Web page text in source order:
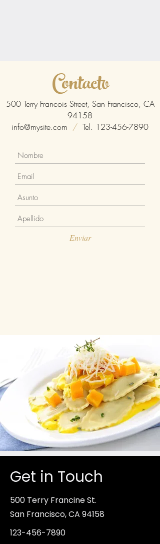
Contacto
500 Terry Francois Street, San Francisco, CA
94158
info@mysite.com / Tel. 123-456-7890
Enviar
Get in Touch
500 Terry Francine St.
San Francisco, CA 94158
123-456-7890